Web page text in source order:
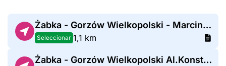
Żabka - Gorzów Wielkopolski - Marcinkowskiego 90/a
Seleccionar 1,1 km
Żabka - Gorzów Wielkopolski Al.Konstytucji 3-go Maja 102